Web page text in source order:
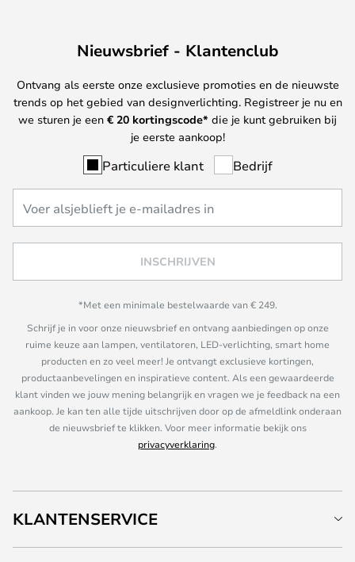
Nieuwsbrief - Klantenclub
Ontvang als eerste onze exclusieve promoties en de nieuwste
trends op het gebied van designverlichting. Registreer je nu en
we sturen je een € 20 kortingscode* die je kunt gebruiken bij
je eerste aankoop!
Particuliere klant Bedrijf
INSCHRIJVEN
*Met een minimale bestelwaarde van € 249.
Schrijf je in voor onze nieuwsbrief en ontvang aanbiedingen op onze
ruime keuze aan lampen, ventilatoren, LED-verlichting, smart home
producten en zo veel meer! Je ontvangt exclusieve kortingen,
productaanbevelingen en inspiratieve content. Als een gewaardeerde
klant vinden we jouw mening belangrijk en vragen we je feedback na een
aankoop. Je kan ten alle tijde uitschrijven door op de afmeldlink onderaan
de nieuwsbrief te klikken. Voor meer informatie bekijk ons
privacyverklaring.
KLANTENSERVICE